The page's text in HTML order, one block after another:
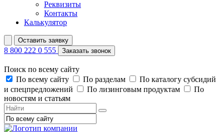
Реквизиты
Контакты
Калькулятор
Оставить заявку
8 800 222 0 555 Заказать звонок
Поиск по всему сайту
По всему сайту
По разделам
По каталогу субсидий
и спецпредложений
По лизинговым продуктам
По
новостям и статьям